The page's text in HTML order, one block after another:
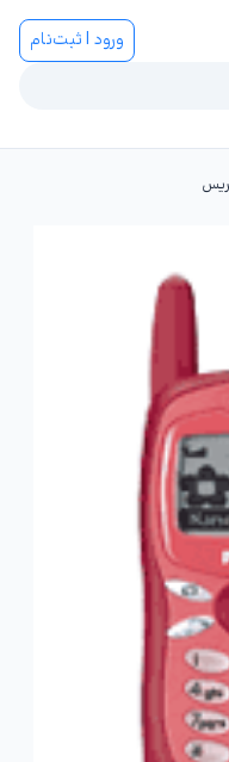
ورود | ثبت‌نام